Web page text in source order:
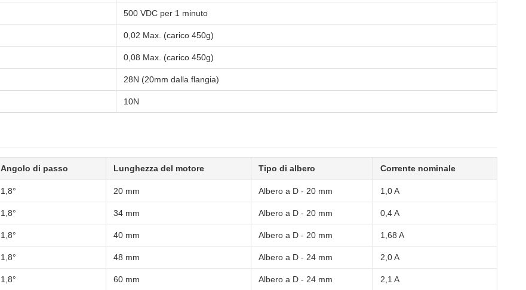
500 VDC per 1 minuto
0,02 Max. (carico 450g)
0,08 Max. (carico 450g)
28N (20mm dalla flangia)
10N
Angolo di passo Lunghezza del motore Tipo di albero Corrente nominale
1,8° 20 mm Albero a D - 20 mm 1,0 A
1,8° 34 mm Albero a D - 20 mm 0,4 A
1,8° 40 mm Albero a D - 20 mm 1,68 A
1,8° 48 mm Albero a D - 24 mm 2,0 A
1,8° 60 mm Albero a D - 24 mm 2,1 A